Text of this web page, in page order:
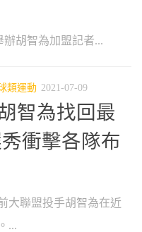
辦胡智為加盟記者...
類運動 2021-07-09
智為找回最
衝擊各隊布
大聯盟投手胡智為在近
...